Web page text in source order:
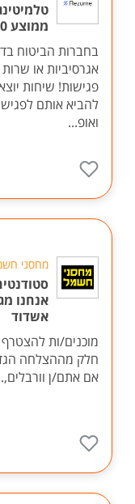
ממוצע 10,000 ש"ח!
בחברות הביטוח
אגרסיביות או
פגישות! שיחות
להביא אותם
ואופ...
מחסני
אנחנו
אשדוד
מוכנים/ות
חלק מההצלחה
אם אתם/ן